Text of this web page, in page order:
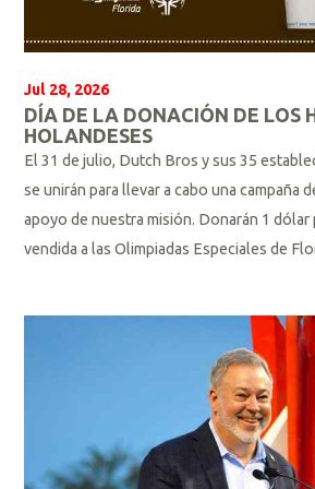
Jul 28, 2026
DÍA DE LA DONACIÓN DE LOS
HOLANDESES
El 31 de julio, Dutch Bros y sus 35
se unirán para llevar a cabo una campaña
apoyo de nuestra misión. Donarán 1 dólar
vendida a las Olimpiadas Especiales de
L